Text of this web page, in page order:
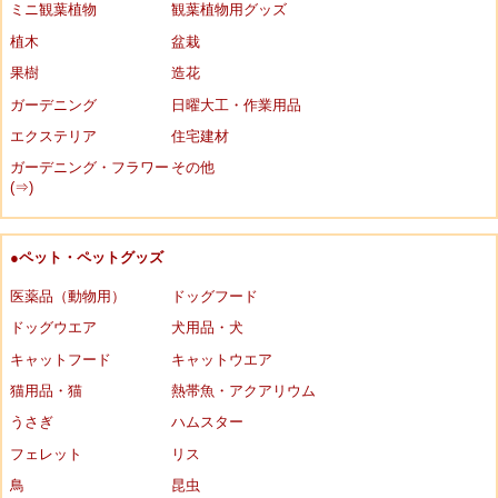
ミニ観葉植物
観葉植物用グッズ
植木
盆栽
果樹
造花
ガーデニング
日曜大工・作業用品
エクステリア
住宅建材
ガーデニング・フラワー
(⇒)
その他
●ペット・ペットグッズ
医薬品（動物用）
ドッグフード
ドッグウエア
犬用品・犬
キャットフード
キャットウエア
猫用品・猫
熱帯魚・アクアリウム
うさぎ
ハムスター
フェレット
リス
鳥
昆虫